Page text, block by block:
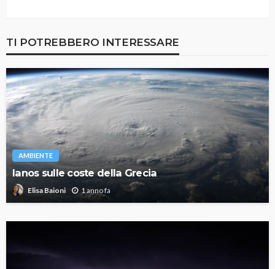
TI POTREBBERO INTERESSARE
AMBIENTE
Ianos sulle coste della Grecia
Elisa Baioni 1 anno fa